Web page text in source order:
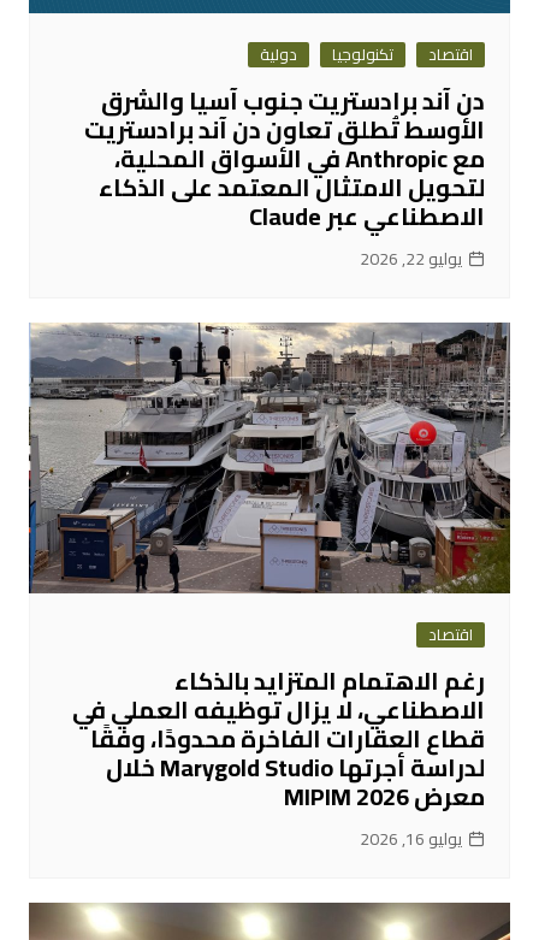
اقتصاد تكنولوجيا دولية
دن آند برادستريت جنوب آسيا والشرق
الأوسط تُطلق تعاون دن آند برادستريت
مع Anthropic في الأسواق المحلية،
لتحويل الامتثال المعتمد على الذكاء
الاصطناعي عبر Claude
يوليو 22, 2026
اقتصاد
رغم الاهتمام المتزايد بالذكاء
الاصطناعي، لا يزال توظيفه العملي في
قطاع العقارات الفاخرة محدودًا، وفقًا
لدراسة أجرتها Marygold Studio خلال
معرض MIPIM 2026
يوليو 16, 2026